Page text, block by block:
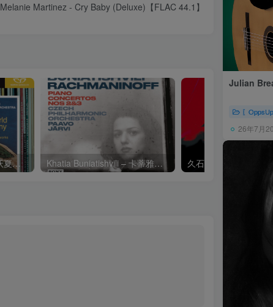
Melanie Martinez - Cry Baby (Deluxe)【FLAC 44.1】
Fritz Reiner – 莱纳／德沃夏克：第九交响曲 Khatia Buniatishvili – 卡蒂雅拉赫玛尼诺夫：第二、三钢琴协奏曲
Julian
〖
26年7月